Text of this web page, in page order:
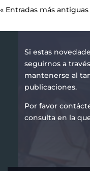
« Entradas más antiguas
Si estas
seguirnos a
mantenerse al
publicaciones.
Por favor
consulta en la